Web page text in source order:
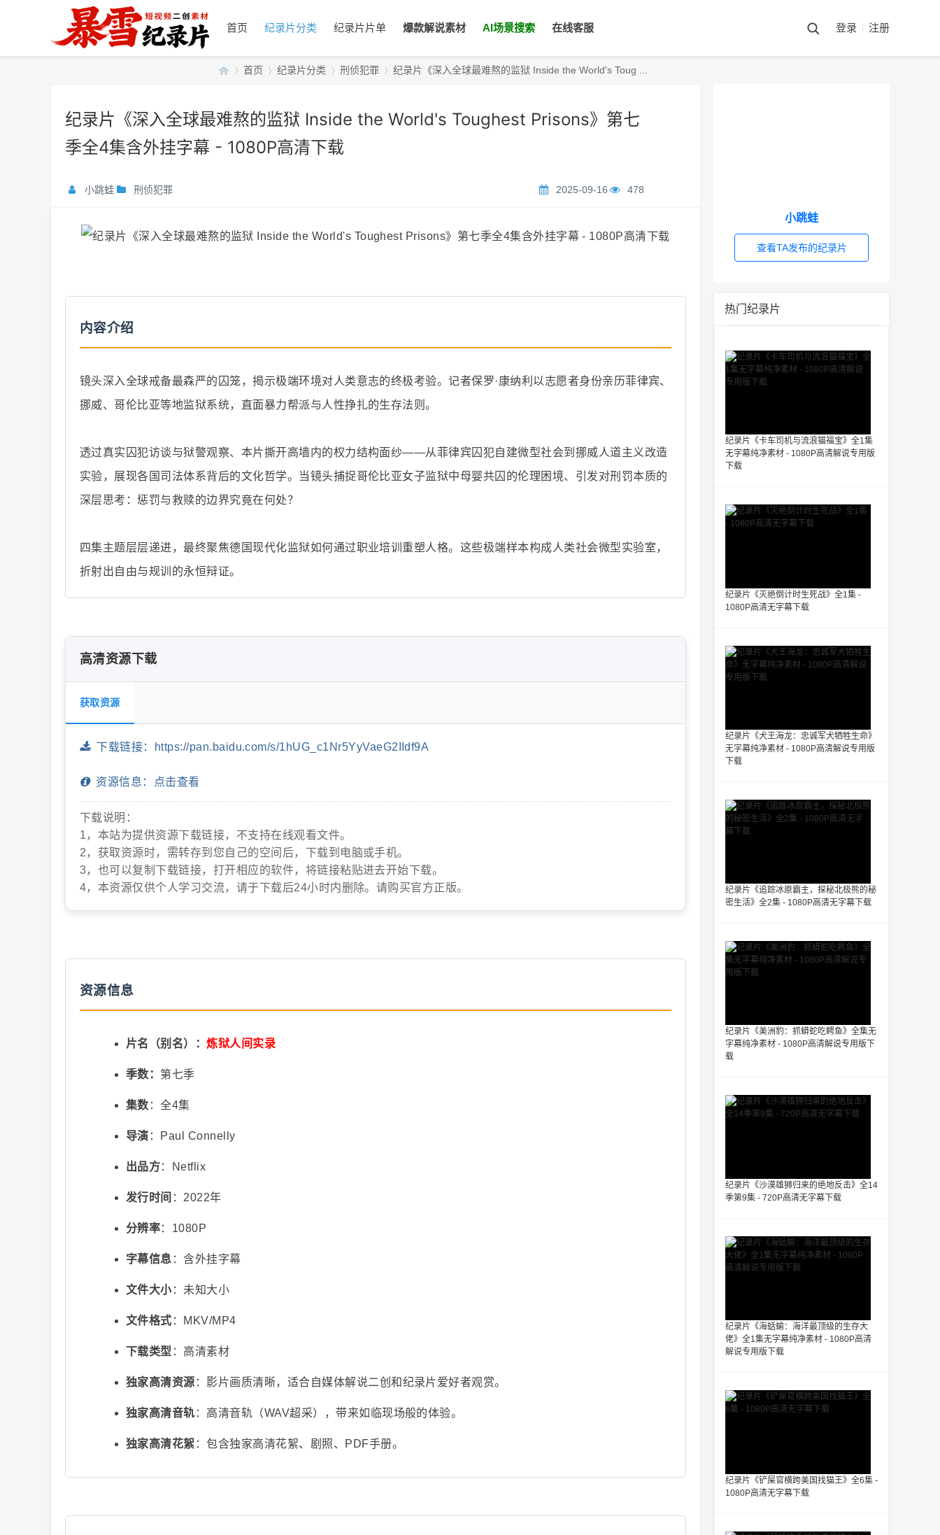
首页 纪录片分类 纪录片片单 爆款解说素材 AI场景搜索 在线客服 登录 注册
暴
纪
录
-
视
»
首页
›
纪录片分类 刑侦犯罪 纪录片《深入全球最难熬的监狱 Inside the World's Toug ...
纪录片《深入全球最难熬的监狱 Inside the World's Toughest Prisons》第七
季全4集含外挂字幕 - 1080P高清下载
小跳蛙 刑侦犯罪 2025-09-16 478
内容介绍
镜头深入全球戒备最森严的囚笼，揭示极端环境对人类意志的终极考验。记者保罗·康纳利以志愿者身份亲历菲律宾、
挪威、哥伦比亚等地监狱系统，直面暴力帮派与人性挣扎的生存法则。
透过真实囚犯访谈与狱警观察、本片撕开高墙内的权力结构面纱——从菲律宾囚犯自建微型社会到挪威人道主义改造
实验，展现各国司法体系背后的文化哲学。当镜头捕捉哥伦比亚女子监狱中母婴共囚的伦理困境、引发对刑罚本质的
深层思考：惩罚与救赎的边界究竟在何处？
四集主题层层递进，最终聚焦德国现代化监狱如何通过职业培训重塑人格。这些极端样本构成人类社会微型实验室，
折射出自由与规训的永恒辩证。
高清资源下载
获取资源
下载链接：https://pan.baidu.com/s/1hUG_c1Nr5YyVaeG2IIdf9A
资源信息：点击查看
下载说明：
1，本站为提供资源下载链接，不支持在线观看文件。
2，获取资源时，需转存到您自己的空间后，下载到电脑或手机。
3，也可以复制下载链接，打开相应的软件，将链接粘贴进去开始下载。
4，本资源仅供个人学习交流，请于下载后24小时内删除。请购买官方正版。
资源信息
片名（别名）：炼狱人间实录
季数： 第七季
集数 ：全4集
导演 ：Paul Connelly
出品方：Netflix
发行时间 ：2022年
分辨率：1080P
字幕信息 ：含外挂字幕
文件大小：未知大小
文件格式 ：MKV/MP4
下载类型 ：高清素材
独家高清资源 ：影片画质清晰，适合自媒体解说二创和纪录片爱好者观赏。
独家高清音轨 ：高清音轨（WAV超采），带来如临现场般的体验。
独家高清花絮 ：包含独家高清花絮、剧照、PDF手册。
小跳蛙
查看TA发布的纪录片
热门纪录片
纪录片《卡车司机与流浪猫福宝》全1集
无字幕纯净素材 - 1080P高清解说专用版
下载
纪录片《灭绝倒计时生死战》全1集 -
1080P高清无字幕下载
纪录片《犬王海龙：忠诚军犬牺牲生命》
无字幕纯净素材 - 1080P高清解说专用版
下载
纪录片《追踪冰原霸主，探秘北极熊的秘
密生活》全2集 - 1080P高清无字幕下载
纪录片《美洲豹：抓蟒蛇吃鳄鱼》全集无
字幕纯净素材 - 1080P高清解说专用版下
载
纪录片《沙漠雄狮归来的绝地反击》全14
季第9集 - 720P高清无字幕下载
纪录片《海蛞蝓：海洋最顶级的生存大
佬》全1集无字幕纯净素材 - 1080P高清
解说专用版下载
纪录片《铲屎官横跨美国找猫王》全6集 -
1080P高清无字幕下载